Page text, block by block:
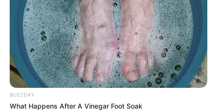
Υπάρχει άμεση καταγραφή για σεισμικές δονήσεις;
Καλύπτετε θέματα που αφορούν επιδόματα και
παροχές;
+
Το site διαθέτει ενότητα για διεθνή επικαιρότητα;
BUZZDAY
What Happens After A Vinegar Foot Soak